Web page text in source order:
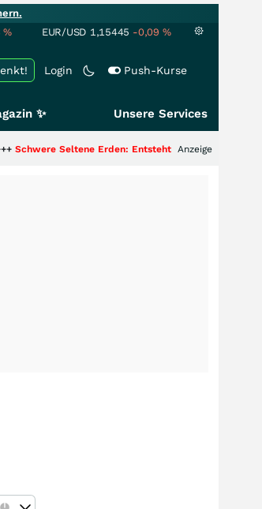
% EUR/USD 1,15445 -0,09 %
Login Push-Kurse
✨ Unsere Services
Seltene Erden: Entsteht hier die nächste
Anzeige